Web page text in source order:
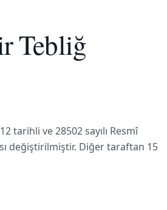
Tebliğ
tarihli ve 28502 sayılı Resmî
değiştirilmiştir. Diğer taraftan 15